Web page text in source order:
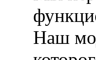
Наш